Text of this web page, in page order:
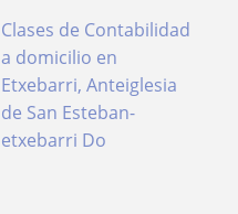
Clases de Contabilidad
a domicilio en
Etxebarri, Anteiglesia
de San Esteban-
etxebarri Do